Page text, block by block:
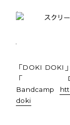
「DOKI DOKI
「
Bandcamp
doki